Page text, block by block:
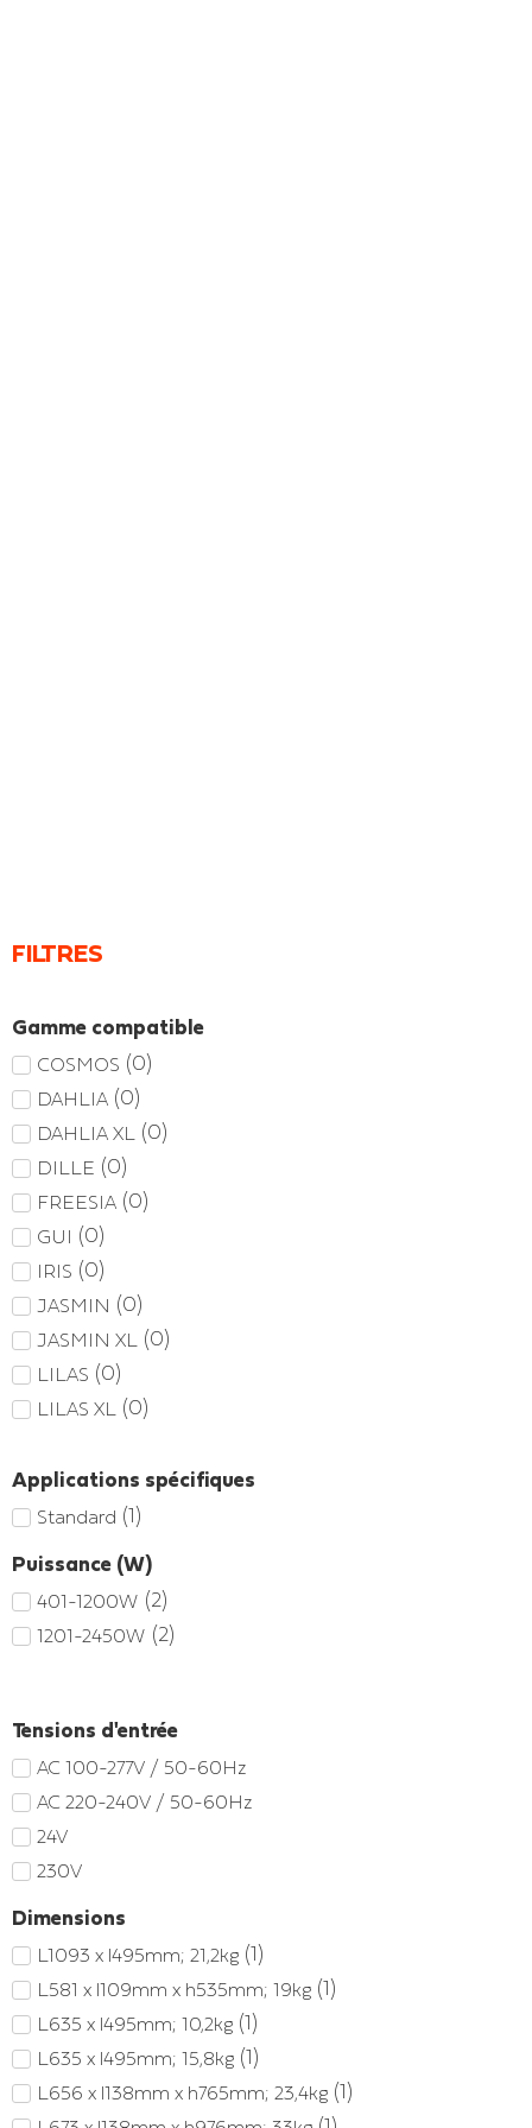
FILTRES
Gamme compatible
COSMOS (0)
DAHLIA (0)
DAHLIA XL (0)
DILLE (0)
FREESIA (0)
GUI (0)
IRIS (0)
JASMIN (0)
JASMIN XL (0)
LILAS (0)
LILAS XL (0)
Applications spécifiques
Standard (1)
Puissance (W)
401-1200W (2)
1201-2450W (2)
Tensions d'entrée
AC 100-277V / 50-60Hz
AC 220-240V / 50-60Hz
24V
230V
Dimensions
L1093 x l495mm; 21,2kg (1)
L581 x l109mm x h535mm; 19kg (1)
L635 x l495mm; 10,2kg (1)
L635 x l495mm; 15,8kg (1)
L656 x l138mm x h765mm; 23,4kg (1)